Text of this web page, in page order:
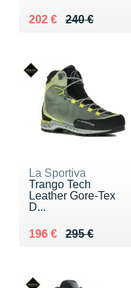
240 €
Au lieu de 240 €
202 €
Vendu 202 €
La Sportiva
Trango Tech
Leather Gore-Tex
D...
295 €
Au lieu de 295 €
196 €
Vendu 196 €